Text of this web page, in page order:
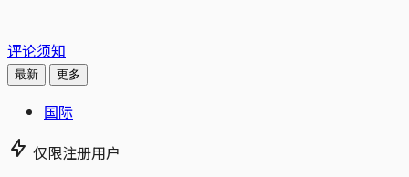
评论须知
最新 更多
国际
仅限注册用户